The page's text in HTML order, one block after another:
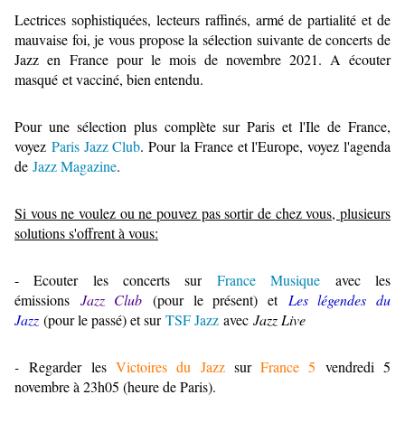
Lectrices sophistiquées, lecteurs raffinés, armé de partialité et de
mauvaise foi, je vous propose la sélection suivante de concerts de
Jazz en France pour le mois de novembre 2021. A écouter
masqué et vacciné, bien entendu.
Pour une sélection plus complète sur Paris et l'Ile de France,
voyez Paris Jazz Club. Pour la France et l'Europe, voyez l'agenda
de Jazz Magazine.
Si vous ne voulez ou ne pouvez pas sortir de chez vous, plusieurs
solutions s'offrent à vous:
- Ecouter les concerts sur France Musique
avec les
émissions Jazz Club (pour le présent) et
Les légendes du
Jazz (pour le passé) et sur TSF Jazz avec Jazz Live
-Regarder les Victoires du JazzsurFrance 5 vendredi 5
novembre à 23h05 (heure de Paris).